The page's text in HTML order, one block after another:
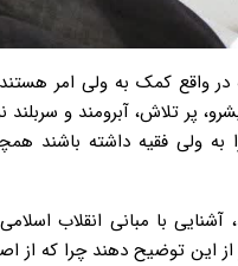
در واقع کمک به ولی امر
پر تلاش، آبرومند و
ولی فقیه داشته باشند
آشنایی با مبانی انقلاب
این توضیح دهند چرا که از